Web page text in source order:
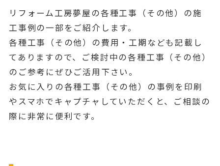
リフォーム工房夢屋の各種工事（その他）の施
工事例の一部をご紹介します。
各種工事（その他）の費用・工期なども記載し
てありますので、ご検討中の各種工事（その他）
のご参考にぜひご活用下さい。
お気に入りの各種工事（その他）の事例を印刷
やスマホでキャプチャしていただくと、ご相談の
際に非常に便利です。